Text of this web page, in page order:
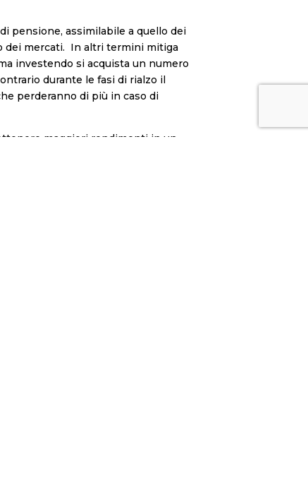
pensione, assimilabile a quello dei
dei mercati. In altri termini mitiga
investendo si acquista un numero
durante le fasi di rialzo il
perderanno di più in caso di
maggiori rendimenti in un